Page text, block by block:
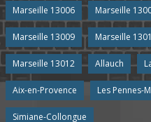
Marseille 13006 Marseille
Marseille 13009 Marseille
Marseille 13012 Allauch
Aix-en-Provence Les Pennes-
Simiane-Collongue